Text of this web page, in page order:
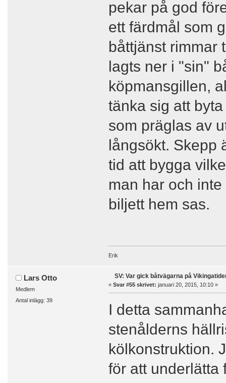
pekar på god
ett färdmål som
båttjänst rimmar
lagts ner i "sin"
köpmansgillen,
tänka sig att
som präglas av
långsökt. Skepp
tid att bygga
man har och
biljett hem sas.
Erik
Lars Otto
Medlem
Antal inlägg: 39
SV: Var gick båtvägarna på
« Svar #55 skrivet: januari 20, 2015, 10:10 »
I detta
stenålderns
kölkonstruktion.
för att underlätta